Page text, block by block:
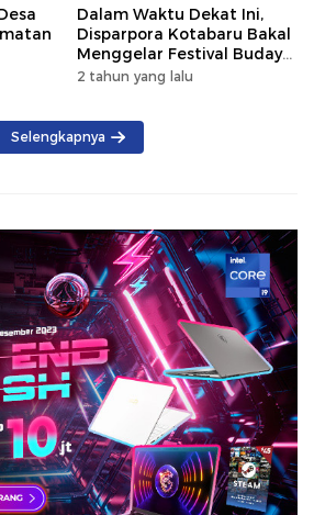
Dalam Waktu Dekat Ini,
Disparpora Kotabaru Bakal
Menggelar Festival Budaya
Saijaan 2024
2 tahun yang lalu
Selengkapnya